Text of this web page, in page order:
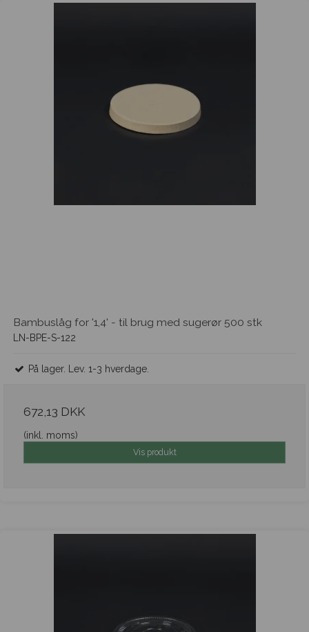
Bambuslåg for '1,4' - til brug med sugerør 500 stk
LN-BPE-S-122
På lager. Lev. 1-3 hverdage.
672,13 DKK
(inkl. moms)
Vis produkt